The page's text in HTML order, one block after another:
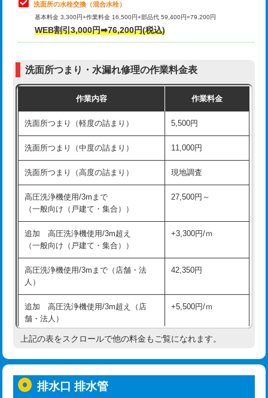
マス交換（深さ50㎝未満）
マス交換（深さ50㎝以上）
モルタル補修（厚さ10㎝まで） 27,500円
モルタル補修（厚さ10㎝超え） 38,500円
洗面台設置 38,500円
バスタブ設置 現場見積
追加人工 16,500円
廃棄・処分 現場見積
※給水管工事は20mmまでの価格です。
交換・取付(混合水栓（壁付・デッキ
式・ワンホール）)
16,500円+材料費
（P/S/ポップアップ））
交換・取付（その他部品） 11,000円+材料費
持込商品取付（単水栓） 13,200円
持込商品取付（混合水栓） 16,500円
持込商品取付（浄水器・分岐水栓） 16,500円
給水管工事※（ホール加工) 16,500円
給水管工事※（バンド止め)
給水管工事※（支持金具設置) 5,500円
給水管工事※（保温材使用（バンド止
め込み）)
5,500円
給水管工事※（土の掘削・埋め戻し作
業)
11,000円
給水管工事※（塩ビ管（VP・HI）使
用/3ｍまで)
用（追加）/3ｍ超え)
洗面所の水栓交換（混合水栓）
基本料金 3,300円+作業料金 16,500円+部品代 59,400円=79,200円
WEB割引3,000円➡76,200円(税込)
洗面所つまり・水漏れ修理の作業料金表
作業内容 作業料金
洗面所つまり（軽度の詰まり） 5,500円
洗面所つまり（中度の詰まり） 11,000円
洗面所つまり（高度の詰まり） 現地調査
高圧洗浄機使用/3mまで
（一般向け（戸建て・集合））
27,500円～
追加 高圧洗浄機使用/3m超え
（一般向け（戸建て・集合））
+3,300円/ｍ
高圧洗浄機使用/3mまで（店舗・法
人）
42,350円
追加 高圧洗浄機使用/3m超え（店
舗・法人）
+5,500円/ｍ
高度高圧洗浄換 現地調査
トーラー機使用/3mまで
上記の表をスクロールで他の料金もご覧になれます。
排水口 排水管